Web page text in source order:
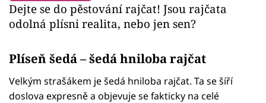
Dejte se do pěstování rajčat! Jsou rajčata
odolná plísni realita, nebo jen sen?
Plíseň šedá – šedá hniloba rajčat
Velkým strašákem je šedá hniloba rajčat. Ta se šíří
doslova expresně a objevuje se fakticky na celé